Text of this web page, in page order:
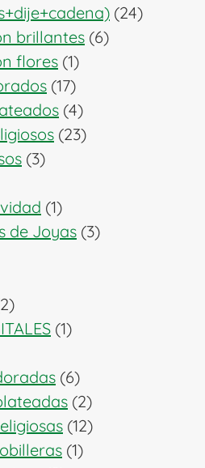
productos
2424
brillantes 66
flores 11
producto
1717
productos
44
productos
2323
33
11
producto
de Joyas 33
22
productos
11
66
productos
22
productos
1212
11